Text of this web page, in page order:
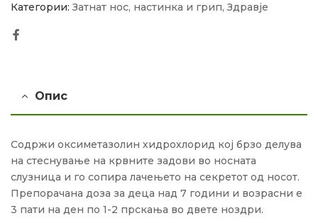
Категории: Затнат нос, настинка и грип, Здравје
Опис
Содржи оксиметазолин хидрохлорид кој брзо делува
на стеснување на крвните задови во носната
слузница и го сопира лачењето на секретот од носот.
Препорачана доза за деца над 7 години и возрасни е
3 пати на ден по 1-2 прскања во двете ноздри.